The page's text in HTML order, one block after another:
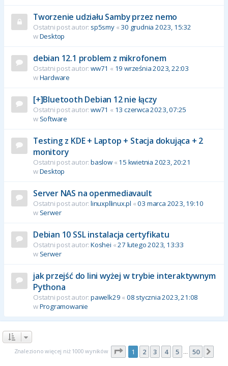
Tworzenie udziału Samby przez nemo
Ostatni post autor: sp5smy« 30 grudnia 2023, 15:32
wDesktop
debian 12.1 problem z mikrofonem
Ostatni post autor: ww71 « 19 września 2023, 22:03
wHardware
[+]Bluetooth Debian 12 nie łączy
Ostatni post autor: ww71 « 13 czerwca 2023, 07:25
w Software
Testing z KDE + Laptop + Stacja dokująca + 2
monitory
Ostatni post autor: baslow« 15 kwietnia 2023, 20:21
wDesktop
Server NAS na openmediavault
Ostatni post autor: linuxpllinux.pl «03 marca 2023, 19:10
w Serwer
Debian 10 SSL instalacja certyfikatu
Ostatni post autor: Koshei «27 lutego 2023, 13:33
w Serwer
jak przejść do lini wyżej w trybie interaktywnym
Pythona
Ostatni post autor: pawelk29 « 08 stycznia 2023, 21:08
wProgramowanie
Znaleziono więcej niż 1000 wyników Strona z50
1 2 3 4 5 … 50